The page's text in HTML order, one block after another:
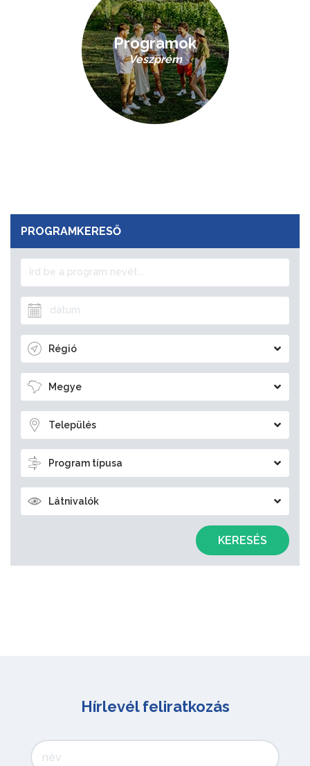
Programok
Veszprém
PROGRAMKERESŐ
Régió
Megye
Település
Program típusa
Látnivalók
KERESÉS
Hírlevél feliratkozás